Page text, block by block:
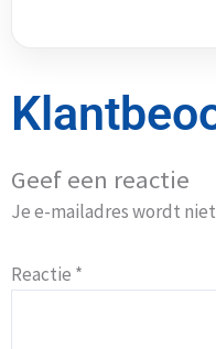
Geef een reactie
Je e-mailadres wordt
Reactie *